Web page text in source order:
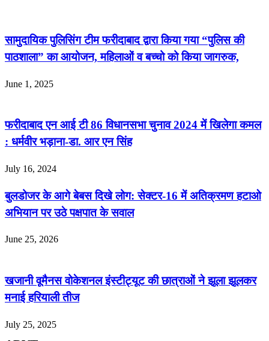
सामुदायिक पुलिसिंग टीम फरीदाबाद द्वारा किया गया “पुलिस की
पाठशाला” का आयोजन, महिलाओं व बच्चो को किया जागरुक,
June 1, 2025
फरीदाबाद एन आई टी 86 विधानसभा चुनाव 2024 में खिलेगा कमल
: धर्मवीर भड़ाना-डा. आर एन सिंह
July 16, 2024
बुलडोजर के आगे बेबस दिखे लोग: सेक्टर-16 में अतिक्रमण हटाओ
अभियान पर उठे पक्षपात के सवाल
June 25, 2026
खजानी वूमैनस वोकेशनल इंस्टीट्यूट की छात्राओं ने झूला झूलकर
मनाई हरियाली तीज
July 25, 2025